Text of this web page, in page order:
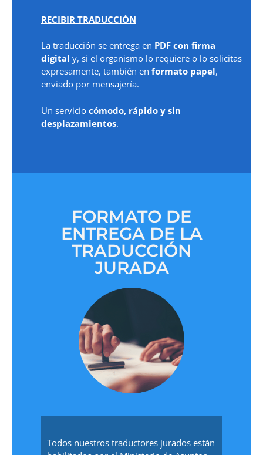
RECIBIR TRADUCCIÓN
La traducción se entrega en PDF con firma
digital y, si el organismo lo requiere o lo solicitas
expresamente, también en formato papel,
enviado por mensajería.
Un servicio cómodo, rápido y sin
desplazamientos.
FORMATO DE
ENTREGA DE LA
TRADUCCIÓN
JURADA
Todos nuestros traductores jurados están